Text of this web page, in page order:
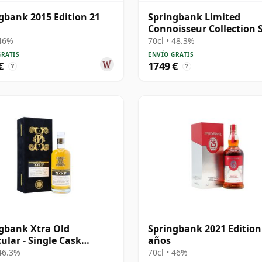
2015 Edition 21
?
Springbank Limited
Connoisseur Collection
Cask #230 1991 31 años
70cl • 48.3%
ENVÍO GRATIS
1749 € ?
Xtra Old
- Single Cask
1992 31 años
Springbank 2021
años
70cl • 46%